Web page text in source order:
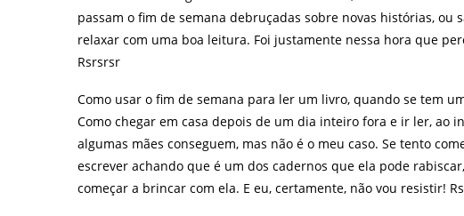
passam o fim de semana debruçadas sobre novas histórias, ou
relaxar com uma boa leitura. Foi justamente nessa hora que
Rsrsrsr
Como usar o fim de semana para ler um livro, quando se tem
Como chegar em casa depois de um dia inteiro fora e ir ler, ao
algumas mães conseguem, mas não é o meu caso. Se tento
escrever achando que é um dos cadernos que ela pode
começar a brincar com ela. E eu, certamente, não vou resistir!